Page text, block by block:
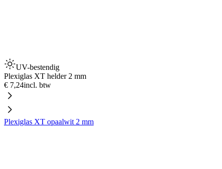
UV-bestendig
Plexiglas XT helder 2 mm
€ 7,24incl. btw
Plexiglas XT opaalwit 2 mm